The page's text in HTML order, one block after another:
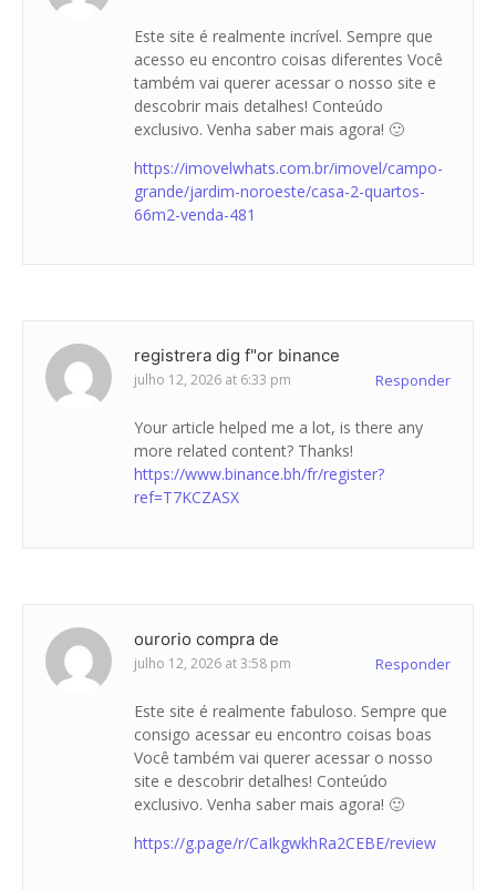
Este site é realmente incrível. Sempre que
acesso eu encontro coisas diferentes Você
também vai querer acessar o nosso site e
descobrir mais detalhes! Conteúdo
exclusivo. Venha saber mais agora! 🙂
https://imovelwhats.com.br/imovel/campo-
grande/jardim-noroeste/casa-2-quartos-
66m2-venda-481
registrera dig f"or binance
julho 12, 2026 at 6:33 pm Responder
Your article helped me a lot, is there any
more related content? Thanks!
https://www.binance.bh/fr/register?
ref=T7KCZASX
ourorio compra de
julho 12, 2026 at 3:58 pm Responder
Este site é realmente fabuloso. Sempre que
consigo acessar eu encontro coisas boas
Você também vai querer acessar o nosso
site e descobrir detalhes! Conteúdo
exclusivo. Venha saber mais agora! 🙂
https://g.page/r/CaIkgwkhRa2CEBE/review